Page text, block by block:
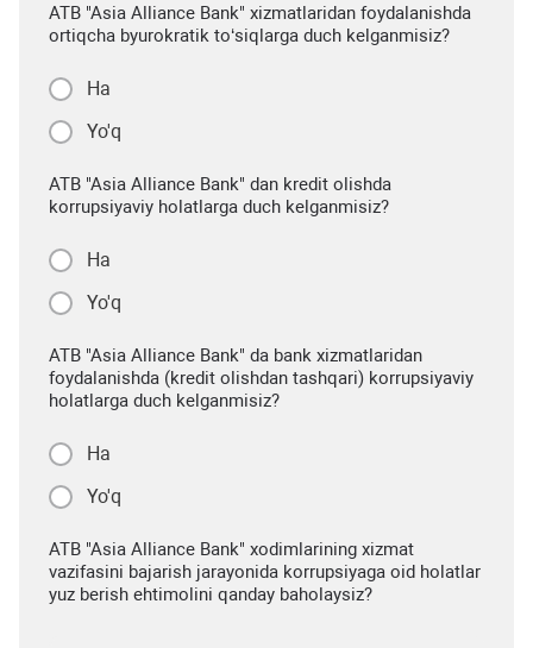
ATB "Asia Alliance Bank" xizmatlaridan foydalanishda
ortiqcha byurokratik to‘siqlarga duch kelganmisiz?
Ha
Yo'q
ATB "Asia Alliance Bank" dan kredit olishda
korrupsiyaviy holatlarga duch kelganmisiz?
Ha
Yo'q
ATB "Asia Alliance Bank" da bank xizmatlaridan
foydalanishda (kredit olishdan tashqari) korrupsiyaviy
holatlarga duch kelganmisiz?
Ha
Yo'q
ATB "Asia Alliance Bank" xodimlarining xizmat
vazifasini bajarish jarayonida korrupsiyaga oid holatlar
yuz berish ehtimolini qanday baholaysiz?